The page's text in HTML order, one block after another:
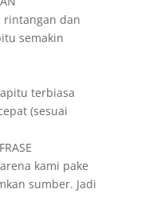
rintangan dan
semakin
terbiasa
(sesuai
kami pake
sumber. Jadi